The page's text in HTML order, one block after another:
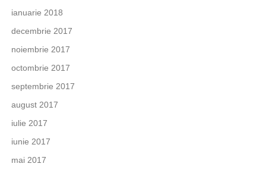
ianuarie 2018
decembrie 2017
noiembrie 2017
octombrie 2017
septembrie 2017
august 2017
iulie 2017
iunie 2017
mai 2017